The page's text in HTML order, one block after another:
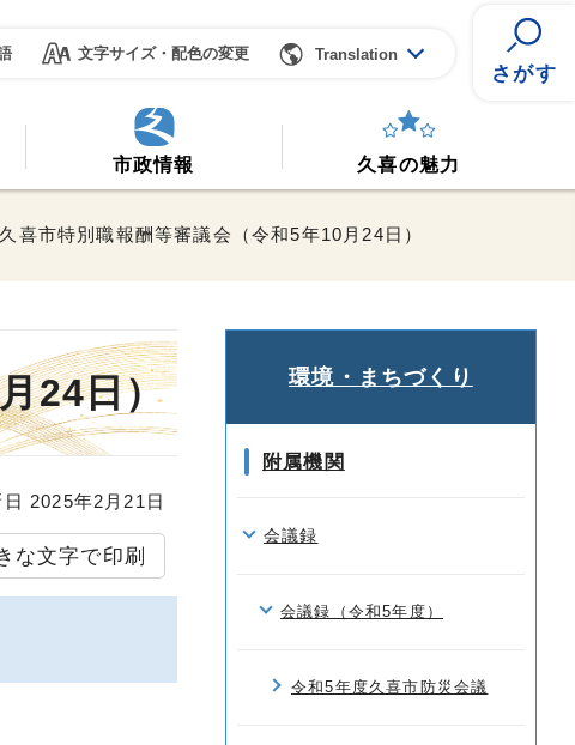
文字サイズ・配色の変更 Translation
さがす
市政情報 久喜の魅力
喜市特別職報酬等審議会（令和5年10月24日）
24日）
2025年2月21日
な文字で印刷
環境・まちづくり
附属機関
会議録
会議録（令和5年度）
令和5年度久喜市防災会議